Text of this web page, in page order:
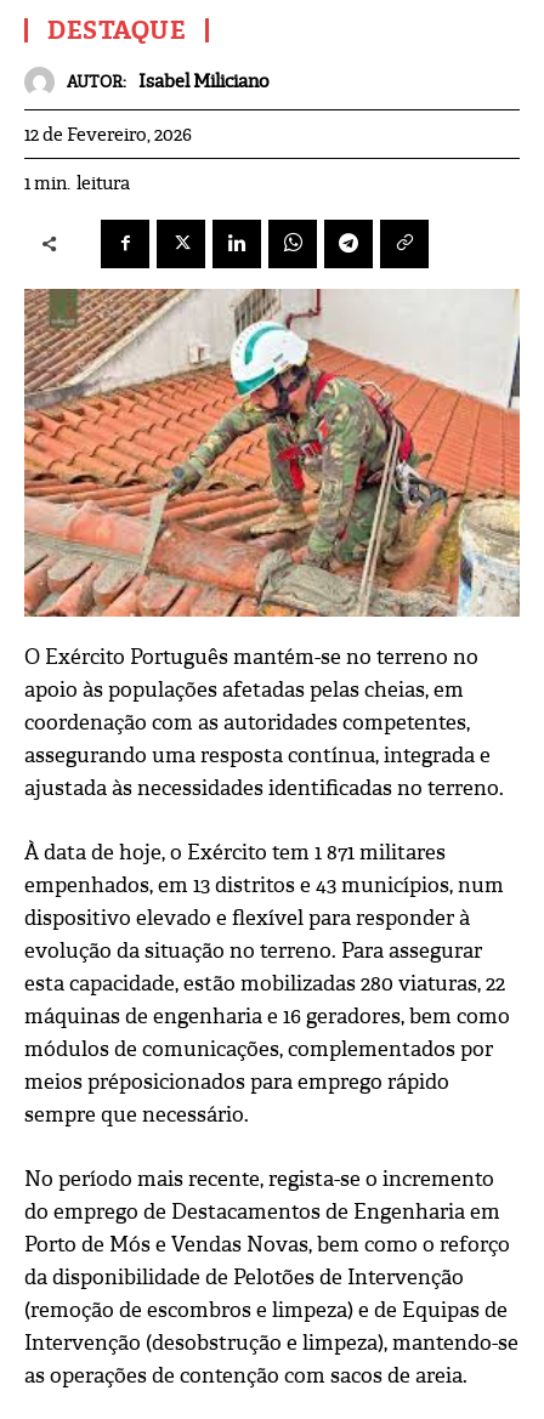
DESTAQUE
AUTOR: Isabel Miliciano
12 de Fevereiro, 2026
1min. leitura
O Exército Português mantém-se no terreno no
apoio às populações afetadas pelas cheias, em
coordenação com as autoridades competentes,
assegurando uma resposta contínua, integrada e
ajustada às necessidades identificadas no terreno.
À data de hoje, o Exército tem 1 871 militares
empenhados, em 13 distritos e 43 municípios, num
dispositivo elevado e flexível para responder à
evolução da situação no terreno. Para assegurar
esta capacidade, estão mobilizadas 280 viaturas, 22
máquinas de engenharia e 16 geradores, bem como
módulos de comunicações, complementados por
meios préposicionados para emprego rápido
sempre que necessário.
No período mais recente, regista-se o incremento
do emprego de Destacamentos de Engenharia em
Porto de Mós e Vendas Novas, bem como o reforço
da disponibilidade de Pelotões de Intervenção
(remoção de escombros e limpeza) e de Equipas de
Intervenção (desobstrução e limpeza), mantendo-se
as operações de contenção com sacos de areia.